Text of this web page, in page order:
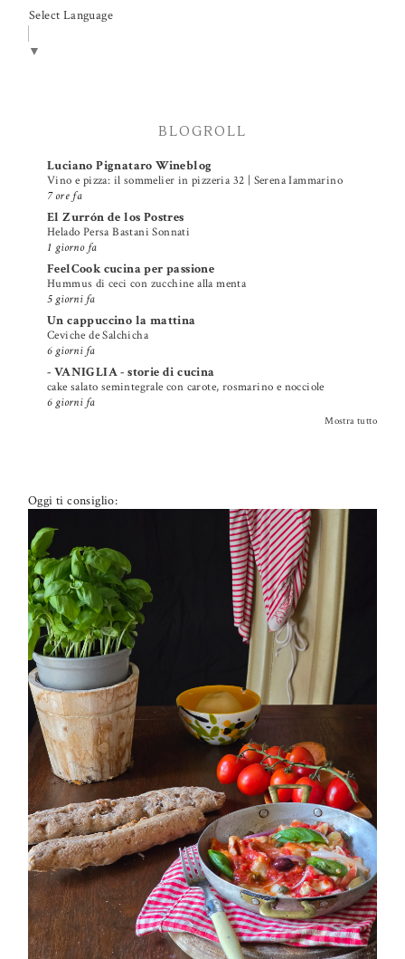
Select Language
▼
BLOGROLL
Luciano Pignataro Wineblog
Vino e pizza: il sommelier in pizzeria 32 | Serena Iammarino
7 ore fa
El Zurrón de los Postres
Helado Persa Bastani Sonnati
1 giorno fa
FeelCook cucina per passione
Hummus di ceci con zucchine alla menta
5 giorni fa
Un cappuccino la mattina
Ceviche de Salchicha
6 giorni fa
- VANIGLIA - storie di cucina
cake salato semintegrale con carote, rosmarino e nocciole
6 giorni fa
Mostra tutto
Oggi ti consiglio:
PETTI DI POLLO ALLA PIZZAIOLA